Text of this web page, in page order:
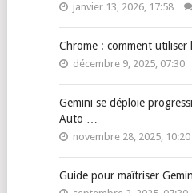
janvier 13, 2026, 17:58
Chrome : comment utiliser
décembre 9, 2025, 07:30
Gemini se déploie
Auto …
novembre 28, 2025, 10:20
Guide pour maîtriser